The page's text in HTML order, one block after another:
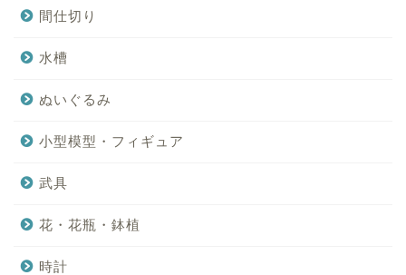
間仕切り
水槽
ぬいぐるみ
小型模型・フィギュア
武具
花・花瓶・鉢植
時計